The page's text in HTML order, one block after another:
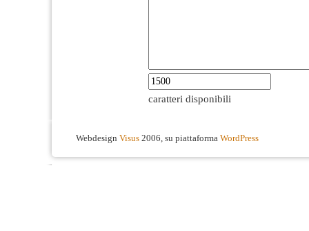
caratteri disponibili
Webdesign Visus 2006, su piattaforma WordPress